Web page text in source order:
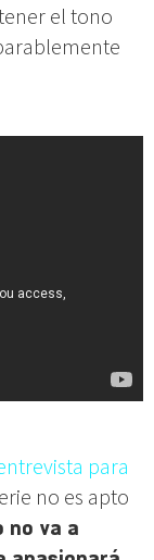
el tono
para
no es apto
no va a